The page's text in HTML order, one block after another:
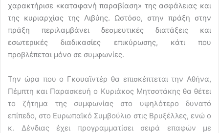
χαρακτήρισε «καταφανή παραβίαση» της ασφάλειας και
της κυριαρχίας της Λιβύης. Ωστόσο, στην πράξη στην
πράξη περιλαμβάνει δεσμευτικές διατάξεις και
εσωτερικές διαδικασίες επικύρωσης, κάτι που
προβλέπεται μόνο σε συμφωνίες.
Την ώρα που ο Γκουαϊντέρ θα επισκέπτεται την Αθήνα,
Πέμπτη και Παρασκευή ο Κυριάκος Μητσοτάκης θα θέτει
το ζήτημα της συμφωνίας στο υψηλότερο δυνατό
επίπεδο, στο Ευρωπαϊκό Συμβούλιο στις Βρυξέλλες, ενώ ο
κ. Δένδιας έχει προγραμματίσει σειρά επαφών με